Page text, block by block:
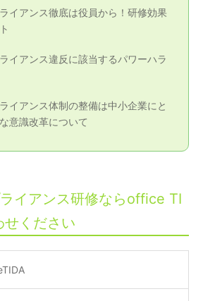
イアンス徹底は役員から！研修効果
イアンス違反に該当するパワーハラ
イアンス体制の整備は中小企業にと
意識改革について
イアンス研修ならoffice TI
せください